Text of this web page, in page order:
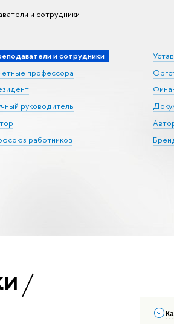
и сотрудники
и сотрудники
профессора
руководитель
работников